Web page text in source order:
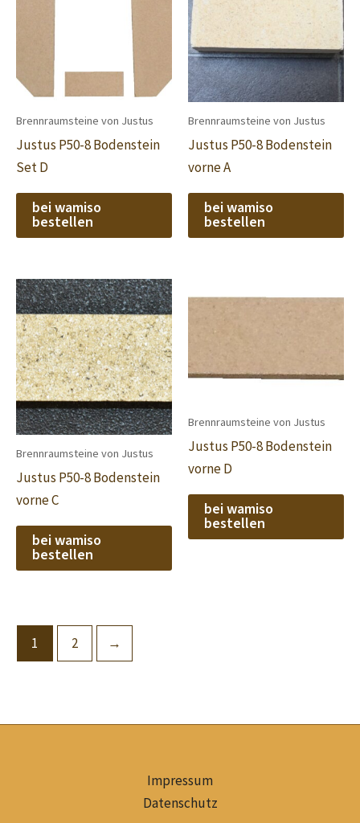
Brennraumsteine von Justus
Justus P50-8 Bodenstein
Set D
bei wamiso
bestellen
Brennraumsteine von Justus
Justus P50-8 Bodenstein
vorne A
bei wamiso
bestellen
Brennraumsteine von Justus
Justus P50-8 Bodenstein
vorne C
bei wamiso
bestellen
Brennraumsteine von Justus
Justus P50-8 Bodenstein
vorne D
bei wamiso
bestellen
1 2 →
Impressum
Datenschutz